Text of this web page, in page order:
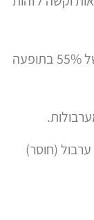
ואף על פי כן המומחים יודעים כי יש עלייה של 55% בתופעה
(חוסר)